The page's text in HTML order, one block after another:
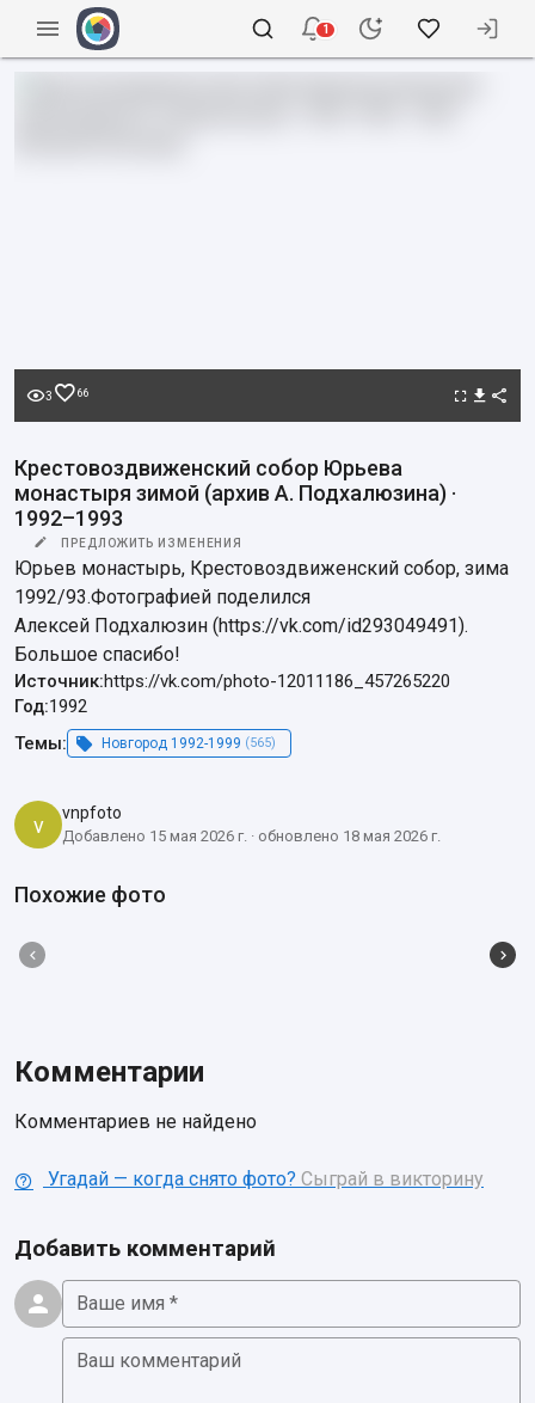
1
3 66
Крестовоздвиженский собор Юрьева
монастыря зимой (архив А. Подхалюзина) ·
1992–1993
ПРЕДЛОЖИТЬ ИЗМЕНЕНИЯ
Юрьев монастырь, Крестовоздвиженский собор, зима
1992/93.Фотографией поделился
Алексей Подхалюзин (https://vk.com/id293049491).
Большое спасибо!
Источник:https://vk.com/photo-12011186_457265220
Год:1992
Темы:
Новгород 1992-1999 (565)
v vnpfoto
Добавлено 15 мая 2026 г. · обновлено 18 мая 2026 г.
Похожие фото
Комментарии
Комментариев не найдено
Угадай — когда снято фото? Сыграй в викторину
Добавить комментарий
Ваше имя *
Ваш комментарий